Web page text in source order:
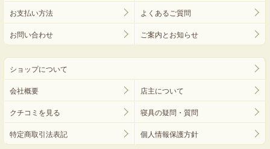
お支払い方法 よくあるご質問
お問い合わせ ご案内とお知らせ
ショップについて
会社概要 店主について
クチコミを見る 寝具の疑問・質問
特定商取引法表記 個人情報保護方針